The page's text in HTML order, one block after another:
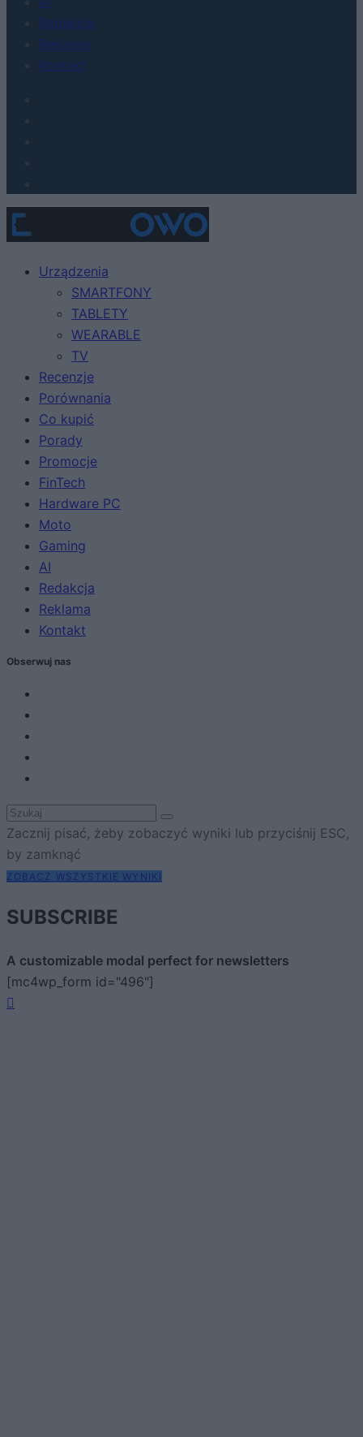
Redakcja
Reklama
Kontakt
Urządzenia
SMARTFONY
TABLETY
WEARABLE
TV
Recenzje
Porównania
Co kupić
Porady
Promocje
FinTech
Hardware PC
Moto
Gaming
AI
Redakcja
Reklama
Kontakt
Obserwuj nas
Zacznij pisać, żeby zobaczyć wyniki lub przyciśnij ESC,
by zamknąć
ZOBACZ WSZYSTKIE WYNIKI
SUBSCRIBE
A customizable modal perfect for newsletters
[mc4wp_form id="496"]